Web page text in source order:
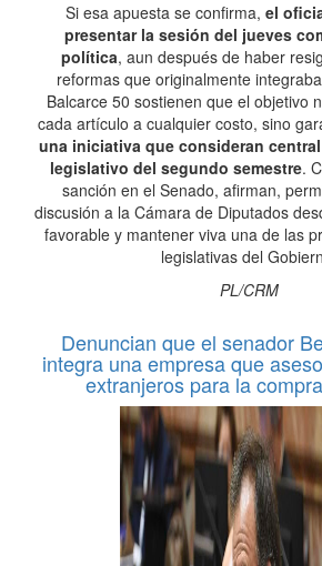
Si esa apuesta se confirma, el
presentar la sesión del jueves
política, aun después de haber
reformas que originalmente
Balcarce 50 sostienen que el objetivo
cada artículo a cualquier costo, sino
una iniciativa que consideran
legislativo del segundo semestre.
sanción en el Senado, afirman,
discusión a la Cámara de Diputados
favorable y mantener viva una de las
legislativas del
PL/CRM
Denuncian que el senador
integra una empresa que
extranjeros para la